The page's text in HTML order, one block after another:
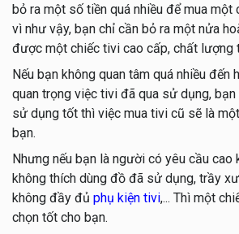
bỏ ra một số tiền quá nhiều để mua một
vì như vậy, bạn chỉ cần bỏ ra một nửa
được một chiếc tivi cao cấp, chất lượng
Nếu bạn không quan tâm quá nhiều đến
quan trọng việc tivi đã qua sử dụng,
sử dụng tốt thì việc mua tivi cũ sẽ là
bạn.
Nhưng nếu bạn là người có yêu cầu cao
không thích dùng đồ đã sử dụng, trầy
không đầy đủ phụ kiện tivi,... Thì một
chọn tốt cho bạn.